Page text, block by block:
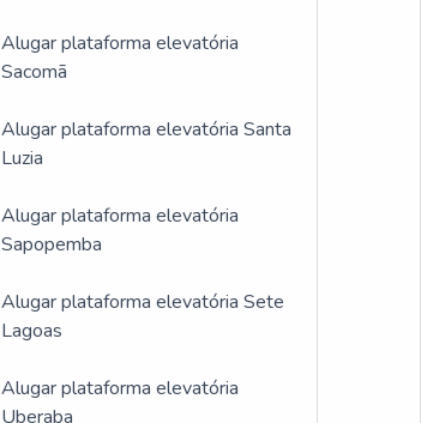
Alugar plataforma elevatória
Sacomã
Alugar plataforma elevatória Santa
Luzia
Alugar plataforma elevatória
Sapopemba
Alugar plataforma elevatória Sete
Lagoas
Alugar plataforma elevatória
Uberaba